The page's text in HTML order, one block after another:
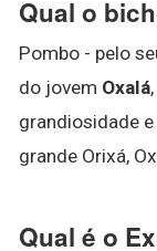
Qual o
Pombo - pelo
do jovem Oxalá
grandiosidade
grande Orixá,
Qual é o